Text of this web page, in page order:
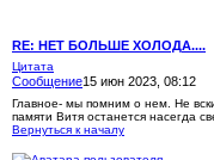
RE: НЕТ БОЛЬШЕ ХОЛОДА....
Цитата
Сообщение15 июн 2023, 08:12
Главное- мы помним о нем. Не
памяти Витя останется насегда
Вернуться к началу